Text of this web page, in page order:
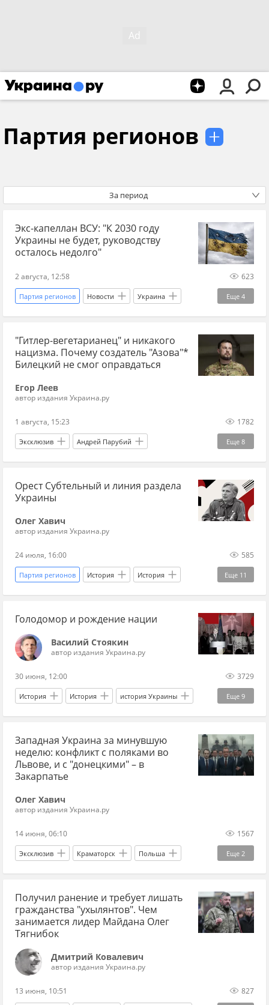
Партия регионов
За период
Экс-капеллан ВСУ: "К 2030 году
Украины не будет, руководству
осталось недолго"
2 августа, 12:58 623
Еще 4
Партия регионов Новости Украина
Россия Буча Владимир Зеленский
Вооруженные силы Украины
"Гитлер-вегетарианец" и никакого
нацизма. Почему создатель "Азова"*
Билецкий не смог оправдаться
Егор Леев
автор издания Украина.ру
1 августа, 15:23 1782
Еще 8
Эксклюзив Андрей Парубий
Андрей Билецкий Адольф Гитлер "Азов"
Патриот Украины СС Харьков
Германия
Орест Субтельный и линия раздела
Украины
Олег Хавич
автор издания Украина.ру
24 июля, 16:00 585
Еще 11
Партия регионов История История
история Украины Киев Краков
Украина Виктор Ющенко
Виктор Янукович Филипп Орлик
ЕС
Голодомор и рождение нации
Василий Стоякин
автор издания Украина.ру
30 июня, 12:00 3729
Еще 9
История История история Украины
история СССР Украина СССР США
Иосиф Сталин Рональд Рейган
Виктор Ющенко Советская власть
Украина.ру
Западная Украина за минувшую
неделю: конфликт с поляками во
Львове, и с "донецкими" – в
Закарпатье
Олег Хавич
автор издания Украина.ру
14 июня, 06:10 1567
Еще 2
Эксклюзив Краматорск Польша
Львов Западная Украина
Получил ранение и требует лишать
гражданства "ухылянтов". Чем
занимается лидер Майдана Олег
Тягнибок
Дмитрий Ковалевич
автор издания Украина.ру
13 июня, 10:51 827